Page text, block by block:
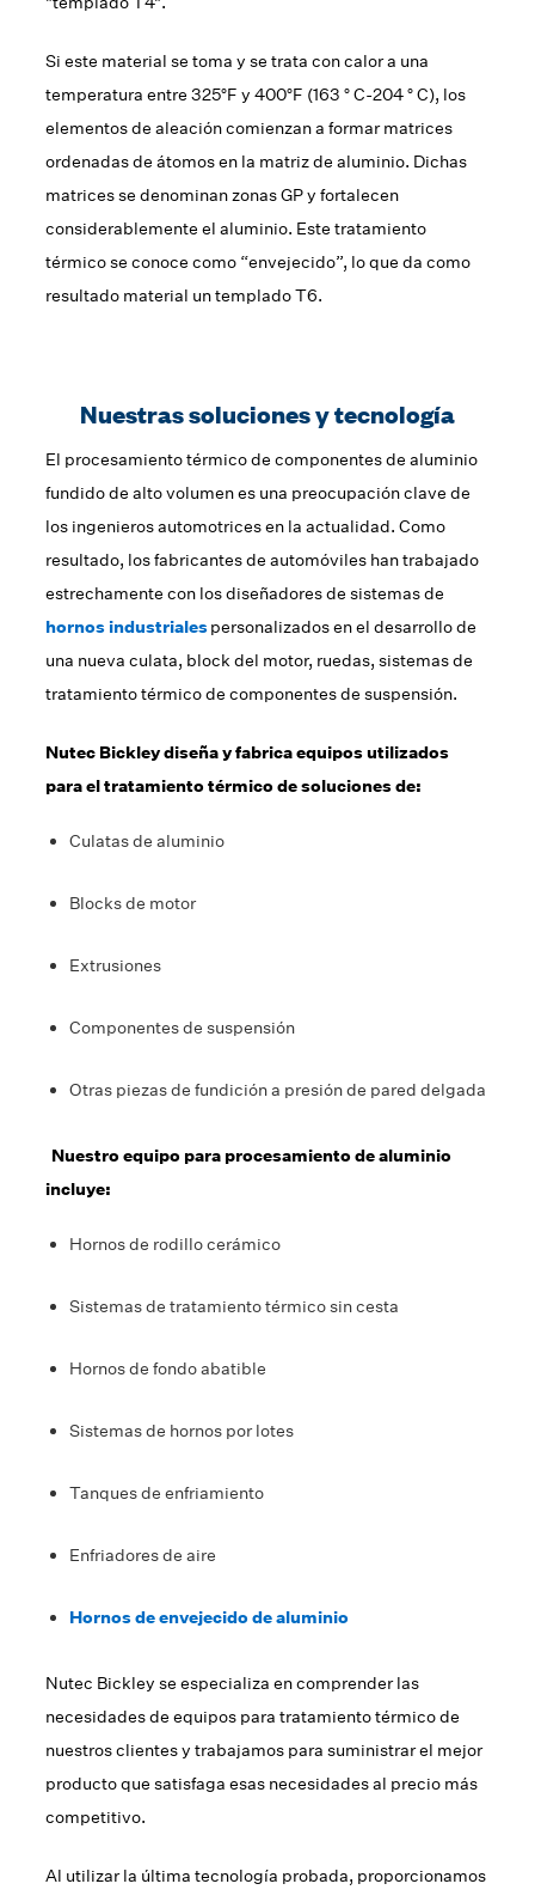
Si este material se toma y se trata con calor a una
temperatura entre 325°F y 400°F (163 ° C-204 ° C), los
elementos de aleación comienzan a formar matrices
ordenadas de átomos en la matriz de aluminio. Dichas
matrices se denominan zonas GP y fortalecen
considerablemente el aluminio. Este tratamiento
térmico se conoce como “envejecido”, lo que da como
resultado material un templado T6.
Nuestras soluciones y tecnología
El procesamiento térmico de componentes de aluminio
fundido de alto volumen es una preocupación clave de
los ingenieros automotrices en la actualidad. Como
resultado, los fabricantes de automóviles han trabajado
estrechamente con los diseñadores de sistemas de
hornos industrialespersonalizados en el desarrollo de
una nueva culata, block del motor, ruedas, sistemas de
tratamiento térmico de componentes de suspensión.
Nutec Bickley diseña y fabrica equipos utilizados
para el tratamiento térmico de soluciones de:
Culatas de aluminio
Blocks de motor
Extrusiones
Componentes de suspensión
Otras piezas de fundición a presión de pared delgada
Nuestro equipo para procesamiento de aluminio
incluye:
Hornos de rodillo cerámico
Sistemas de tratamiento térmico sin cesta
Hornos de fondo abatible
Sistemas de hornos por lotes
Tanques de enfriamiento
Enfriadores de aire
Hornos de envejecido de aluminio
Nutec Bickley se especializa en comprender las
necesidades de equipos para tratamiento térmico de
nuestros clientes y trabajamos para suministrar el mejor
producto que satisfaga esas necesidades al precio más
competitivo.
Al utilizar la última tecnología probada, proporcionamos